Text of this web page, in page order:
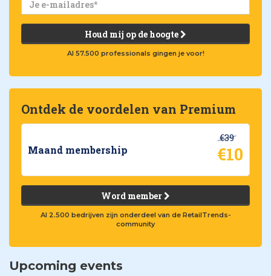
Houd mij op de hoogte
Al 57.500 professionals gingen je voor!
Ontdek de voordelen van Premium
Maand membership
€39
€10
Word member
Al 2.500 bedrijven zijn onderdeel van de RetailTrends-
community
Upcoming events